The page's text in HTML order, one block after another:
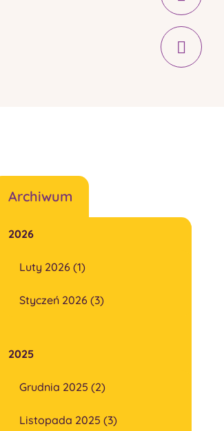
Archiwum
2026
Luty 2026 (1)
Styczeń 2026 (3)
2025
Grudnia 2025 (2)
Listopada 2025 (3)